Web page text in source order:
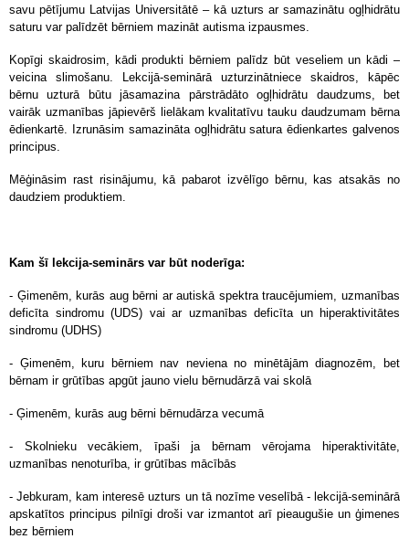
savu pētījumu Latvijas Universitātē – kā uzturs ar samazinātu ogļhidrātu
saturu var palīdzēt bērniem mazināt autisma izpausmes.
Kopīgi skaidrosim, kādi produkti bērniem palīdz būt veseliem un kādi –
veicina slimošanu. Lekcijā-seminārā uzturzinātniece skaidros, kāpēc
bērnu uzturā būtu jāsamazina pārstrādāto ogļhidrātu daudzums, bet
vairāk uzmanības jāpievērš lielākam kvalitatīvu tauku daudzumam bērna
ēdienkartē. Izrunāsim samazināta ogļhidrātu satura ēdienkartes galvenos
principus.
Mēģināsim rast risinājumu, kā pabarot izvēlīgo bērnu, kas atsakās no
daudziem produktiem.
Kam šī lekcija-seminārs var būt noderīga:
- Ģimenēm, kurās aug bērni ar autiskā spektra traucējumiem, uzmanības
deficīta sindromu (UDS) vai ar uzmanības deficīta un hiperaktivitātes
sindromu (UDHS)
- Ģimenēm, kuru bērniem nav neviena no minētājām diagnozēm, bet
bērnam ir grūtības apgūt jauno vielu bērnudārzā vai skolā
- Ģimenēm, kurās aug bērni bērnudārza vecumā
- Skolnieku vecākiem, īpaši ja bērnam vērojama hiperaktivitāte,
uzmanības nenoturība, ir grūtības mācībās
- Jebkuram, kam interesē uzturs un tā nozīme veselībā - lekcijā-seminārā
apskatītos principus pilnīgi droši var izmantot arī pieaugušie un ģimenes
bez bērniem